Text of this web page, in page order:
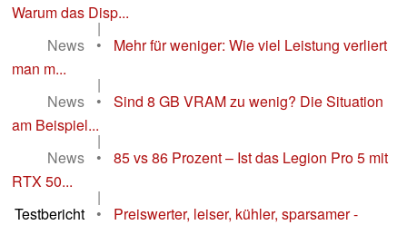
Warum das Disp...
|
News
•
Mehr für weniger: Wie viel Leistung verliert
man m...
|
News
•
Sind 8 GB VRAM zu wenig? Die Situation
am Beispiel...
|
News
•
85 vs 86 Prozent – Ist das Legion Pro 5 mit
RTX 50...
|
Testbericht
•
Preiswerter, leiser, kühler, sparsamer -